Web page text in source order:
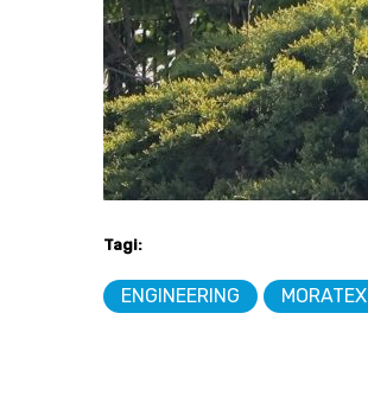
Tagi:
ENGINEERING MORATEX